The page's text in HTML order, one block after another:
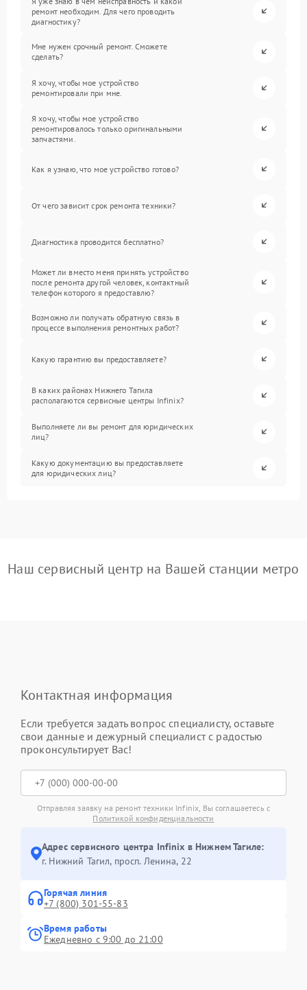
ремонт необходим. Для чего проводить
диагностику?
Мне нужен срочный ремонт. Сможете
сделать?
Я хочу, чтобы мое устройство
ремонтировали при мне.
Я хочу, чтобы мое устройство
ремонтировалось только оригинальными
запчастями.
Как я узнаю, что мое устройство готово?
От чего зависит срок ремонта техники?
Диагностика проводится бесплатно?
Может ли вместо меня принять устройство
после ремонта другой человек, контактный
телефон которого я предоставлю?
Возможно ли получать обратную связь в
процессе выполнения ремонтных работ?
Какую гарантию вы предоставляете?
В каких районах Нижнего Тагила
располагаются сервисные центры Infinix?
Выполняете ли вы ремонт для юридических
лиц?
Какую документацию вы предоставляете
для юридических лиц?
Наш сервисный центр на Вашей станции метро
Контактная информация
Если требуется задать вопрос специалисту, оставьте
свои данные и дежурный специалист с радостью
проконсультирует Вас!
Отправляя заявку на ремонт техники Infinix, Вы соглашаетесь с
Политикой конфиденциальности
Адрес сервисного центра Infinix в Нижнем Тагиле:
г. Нижний Тагил, просп. Ленина, 22
Горячая линия
+7 (800) 301-55-83
Время работы
Ежедневно с 9:00 до 21:00